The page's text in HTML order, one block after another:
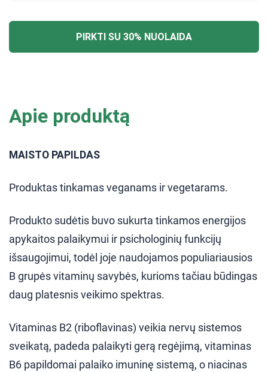
PIRKTI SU 30% NUOLAIDA
Apie produktą
MAISTO PAPILDAS
Produktas tinkamas veganams ir vegetarams.
Produkto sudėtis buvo sukurta tinkamos energijos
apykaitos palaikymui ir psichologinių funkcijų
išsaugojimui, todėl joje naudojamos populiariausios
B grupės vitaminų savybės, kurioms tačiau būdingas
daug platesnis veikimo spektras.
Vitaminas B2 (riboflavinas) veikia nervų sistemos
sveikatą, padeda palaikyti gerą regėjimą, vitaminas
B6 papildomai palaiko imuninę sistemą, o niacinas